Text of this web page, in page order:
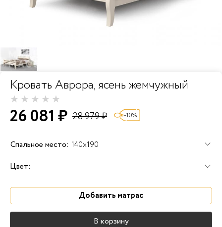
Кровать Аврора, ясень жемчужный
26 081 ₽ 28 979 ₽ -10%
Спальное место: 140x190
Цвет:
Добавить матрас
В корзину